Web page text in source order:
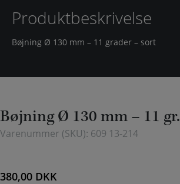
Produktbeskrivelse
Bøjning Ø 130 mm – 11 grader – sort
Bøjning Ø 130 mm – 11 gr.
Varenummer (SKU): 609 13-214
380,00 DKK